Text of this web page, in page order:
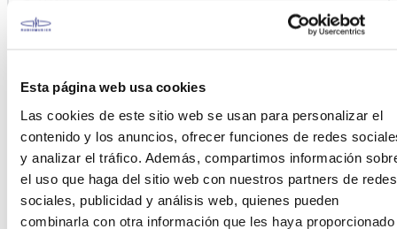
Esta página web usa cookies
Las cookies de este sitio web se usan para personalizar el
contenido y los anuncios, ofrecer funciones de redes
y analizar el tráfico. Además, compartimos información
el uso que haga del sitio web con nuestros partners de redes
sociales, publicidad y análisis web, quienes pueden
combinarla con otra información que les haya proporcionado
Canales de venta y asesoría
Teléfono
+51 977 624 112
WhatsApp
+51 977 624 112